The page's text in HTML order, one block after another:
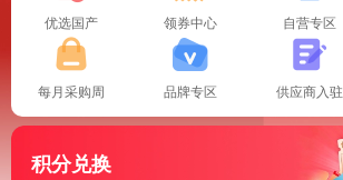
优选国产 领券中心 自营专区
每月采购周 品牌专区 供应商入驻
积分兑换